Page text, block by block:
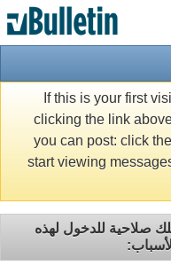
If this is your first
clicking the link
you can post: click
start viewing
صلاحية للدخول لهذه